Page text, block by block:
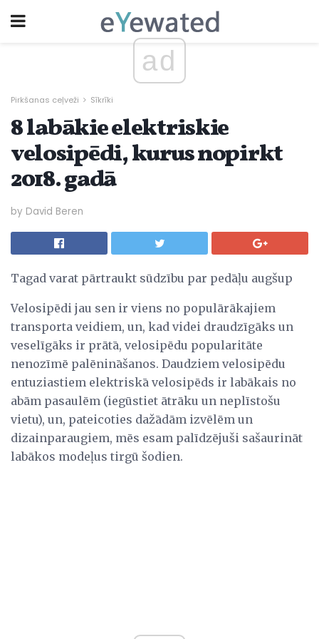
ad
Pirkšanas ceļveži Sīkrīki
8 labākie elektriskie
velosipēdi, kurus nopirkt
2018. gadā
by David Beren
Tagad varat pārtraukt sūdzību par pedāļu augšup
Velosipēdi jau sen ir viens no populārākajiem
transporta veidiem, un, kad videi draudzīgāks un
veselīgāks ir prātā, velosipēdu popularitāte
nenozīmē palēnināšanos. Daudziem velosipēdu
entuziastiem elektriskā velosipēds ir labākais no
abām pasaulēm (iegūstiet ātrāku un neplīstošu
vietu), un, pateicoties dažādām izvēlēm un
dizainparaugiem, mēs esam palīdzējuši sašaurināt
labākos modeļus tirgū šodien.